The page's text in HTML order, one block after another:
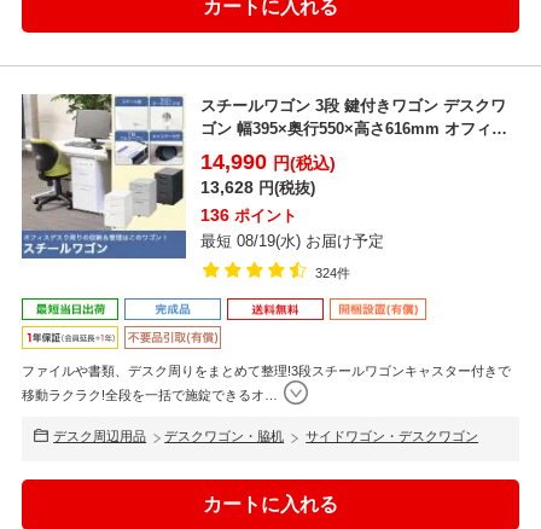
スチールワゴン 3段 鍵付きワゴン デスクワ
ゴン 幅395×奥行550×高さ616mm オフィス
ワゴ...
14,990 円(税込)
13,628 円(税抜)
136 ポイント
最短 08/19(水) お届け予定
324件
ファイルや書類、デスク周りをまとめて整理!3段スチールワゴンキャスター付きで
移動ラクラク!全段を一括で施錠できるオ
デスク周辺用品 デスクワゴン・脇机 サイドワゴン・デスクワゴン